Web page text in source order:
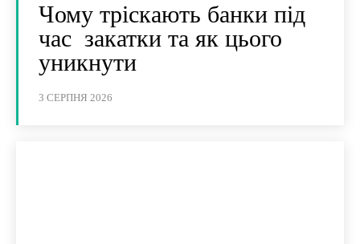
Чому тріскають банки під
час закатки та як цього
уникнути
3 СЕРПНЯ 2026